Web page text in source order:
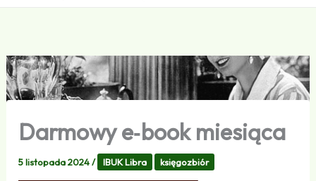
Darmowy e‑book miesiąca
5 listopada 2024/ IBUK Libra księgozbiór